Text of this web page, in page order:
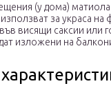
(у дома) матиола
за украса на
висящи саксии или
изложени на